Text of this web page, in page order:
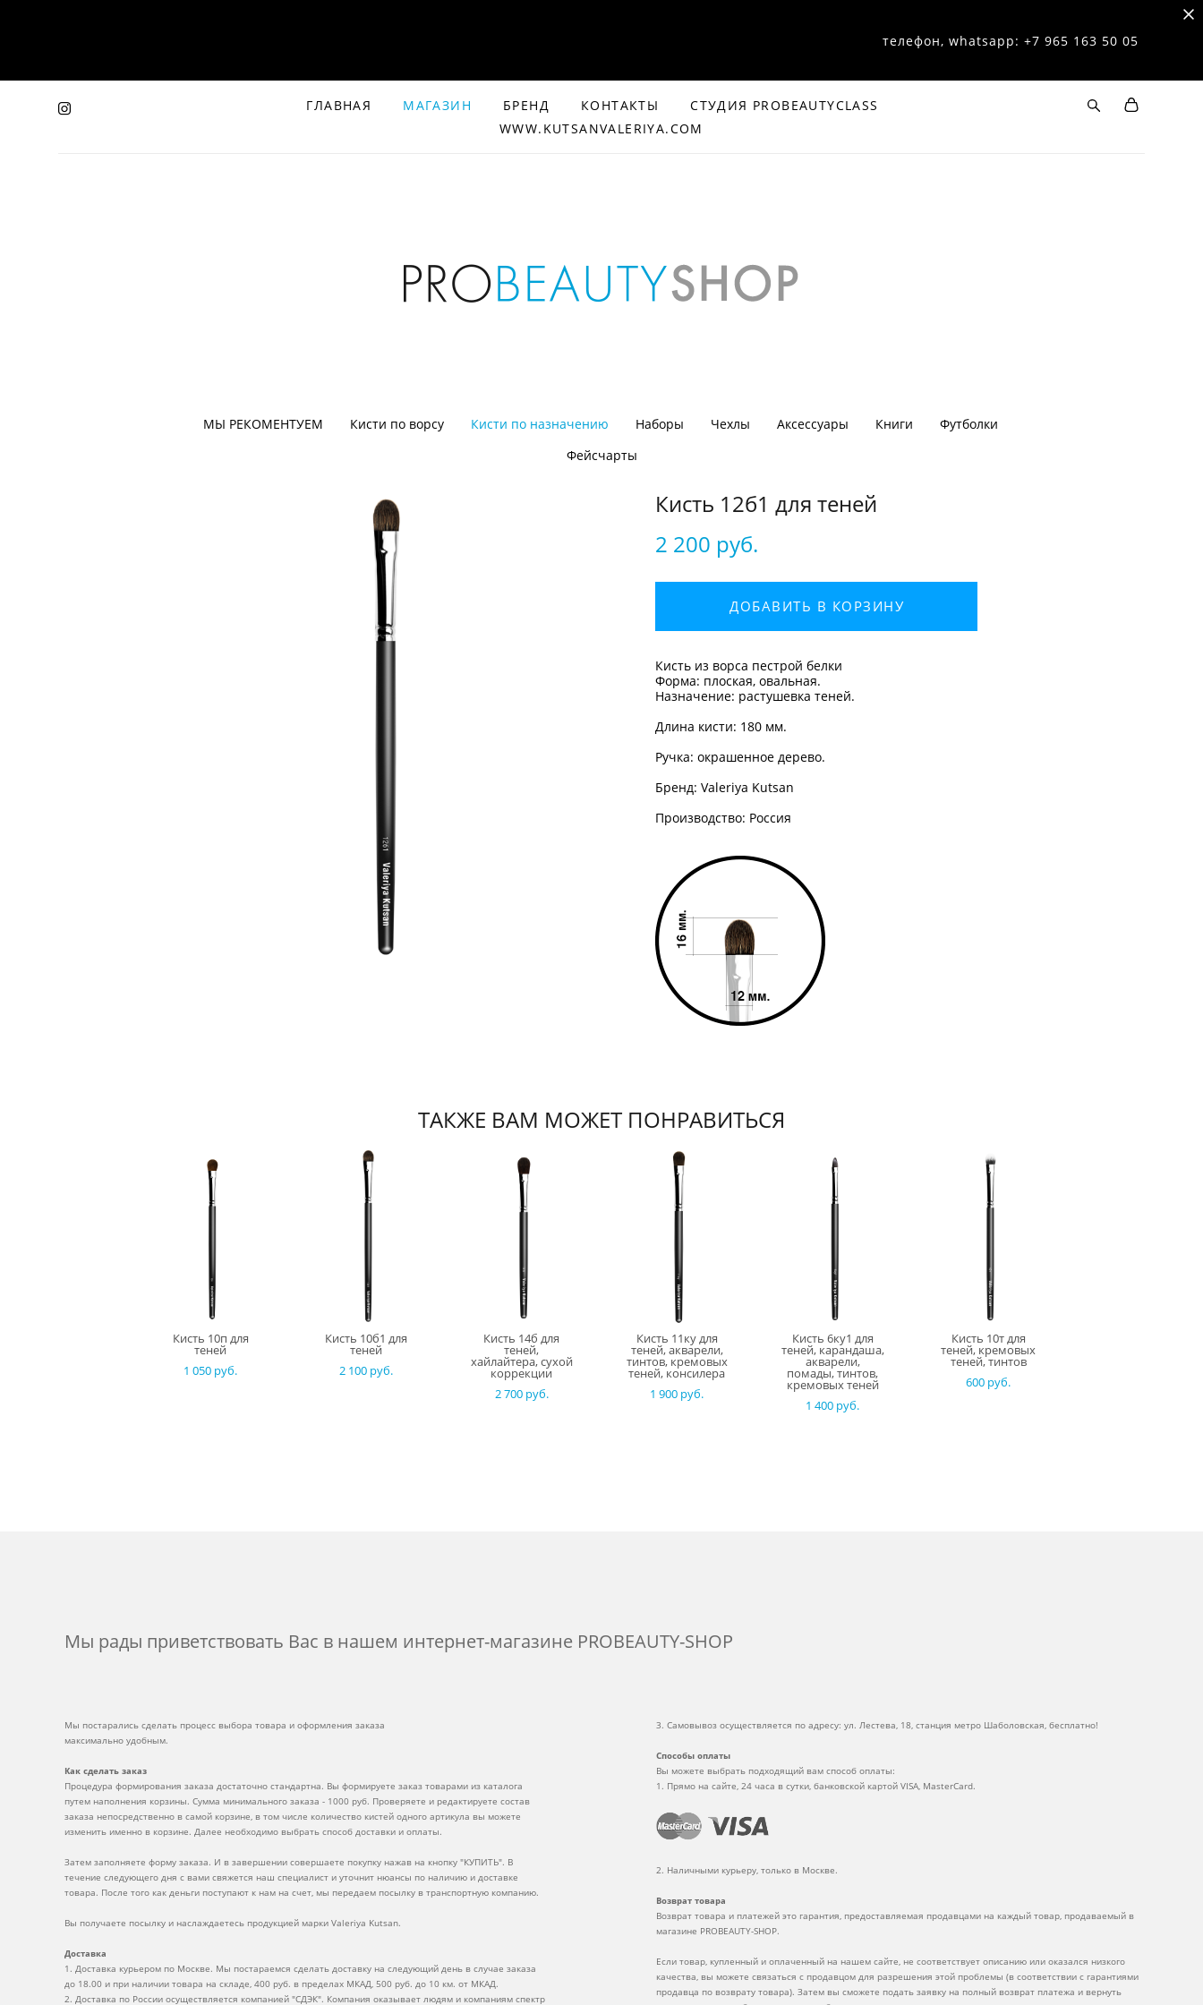
телефон, whatsapp: +7 965 163 50 05
ГЛАВНАЯ МАГАЗИН БРЕНД КОНТАКТЫ
СТУДИЯ PROBEAUTYCLASS
WWW.KUTSANVALERIYA.COM
МЫ РЕКОМЕНТУЕМ Кисти по ворсу Кисти по назначению Наборы Чехлы Аксессуары Книги
Футболки
Фейсчарты
Кисть 12б1 для теней
2 200 pуб.
ДОБАВИТЬ В КОРЗИНУ
Кисть​ из ворса пестрой белки
Форма: плоская, овальная.
Назначение: растушевка теней.
Длина кисти: 180 мм.
Ручка: окрашенное дерево.
Бренд: Valeriya Kutsan
Производство: Россия
ТАКЖЕ ВАМ МОЖЕТ ПОНРАВИТЬСЯ
Кисть 10п для
теней
1 050 pуб.
Кисть 10б1 для
теней
2 100 pуб.
Кисть 14б для
теней,
хайлайтера, сухой
коррекции
2 700 pуб.
Кисть 11ку для
теней, акварели,
тинтов, кремовых
теней, консилера
1 900 pуб.
Кисть 6ку1 для
теней, карандаша,
акварели,
помады, тинтов,
кремовых теней
1 400 pуб.
Кисть 10т для
теней, кремовых
теней, тинтов
600 pуб.
Мы рады приветствовать Вас в нашем интернет-магазине PROBEAUTY-SHOP
Мы постарались сделать процесс выбора товара и оформления заказа
максимально удобным.
Как сделать заказ
Процедура формирования заказа достаточно стандартна. Вы формируете заказ товарами из каталога
путем наполнения корзины. Сумма минимального заказа - 1000 руб. Проверяете и редактируете состав
заказа непосредственно в самой корзине, в том числе количество кистей одного артикула вы можете
изменить именно в корзине. Далее необходимо выбрать способ доставки и оплаты.
Затем заполняете форму заказа. И в завершении совершаете покупку нажав на кнопку "КУПИТЬ". В
течение следующего дня с вами свяжется наш специалист и уточнит нюансы по наличию и доставке
товара. После того как деньги поступают к нам на счет, мы передаем посылку в транспортную компанию.
Вы получаете посылку и наслаждаетесь продукцией марки Valeriya Kutsan.
Доставка
1. Доставка курьером по Москве. Мы постараемся сделать доставку на следующий день в случае заказа
до 18.00 и при наличии товара на складе, 400 руб. в пределах МКАД, 500 руб. до 10 км. от МКАД.
2. Доставка по России осуществляется компанией "СДЭК". Компания оказывает людям и компаниям спектр
3. Самовывоз осуществляется по адресу: ул. Лестева, 18, станция метро Шаболовская, бесплатно!
Способы оплаты
Вы можете выбрать подходящий вам способ оплаты:
1. Прямо на сайте, 24 часа в сутки, банковской картой VISA, MasterCard.
2. Наличными курьеру, только в Москве.
Возврат товара
Возврат товара и платежей это гарантия, предоставляемая продавцами на каждый товар, продаваемый в
магазине PROBEAUTY-SHOP.
Если товар, купленный и оплаченный на нашем сайте, не соответствует описанию или оказался низкого
качества, вы можете связаться с продавцом для разрешения этой проблемы (в соответствии с гарантиями
продавца по возврату товара). Затем вы сможете подать заявку на полный возврат платежа и вернуть